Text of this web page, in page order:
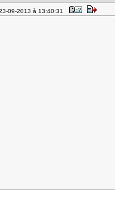
09-2013 à 13:40:31